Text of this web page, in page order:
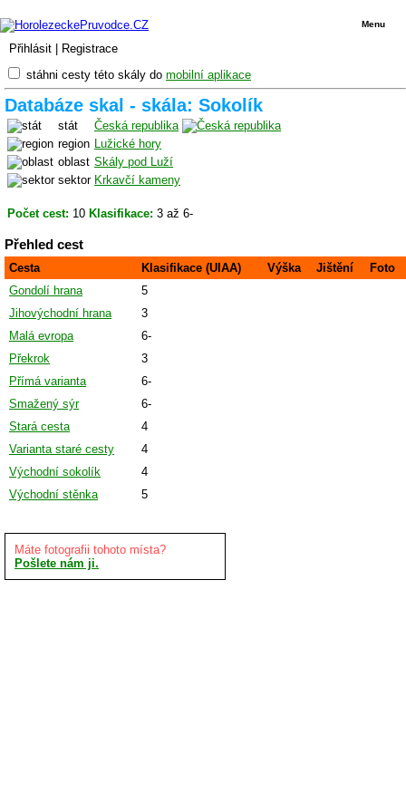
Přihlásit Registrace
Menu
stáhni cesty této skály do mobilní aplikace
Databáze skal - skála: Sokolík
stát
Česká republika
region Lužické hory
oblast Skály pod Luží
sektor Krkavčí kameny
Počet cest: 10 Klasifikace: 3 až 6-
Přehled cest
Cesta Klasifikace (UIAA) Výška Jištění
Foto
Gondolí hrana
5
Jihovýchodní hrana
3
Malá evropa
6-
Překrok
3
Přímá varianta
6-
Smažený sýr
6-
Stará cesta
4
Varianta staré cesty
4
Východní sokolík
4
Východní stěnka
5
Máte fotografii tohoto místa?
Pošlete nám ji.